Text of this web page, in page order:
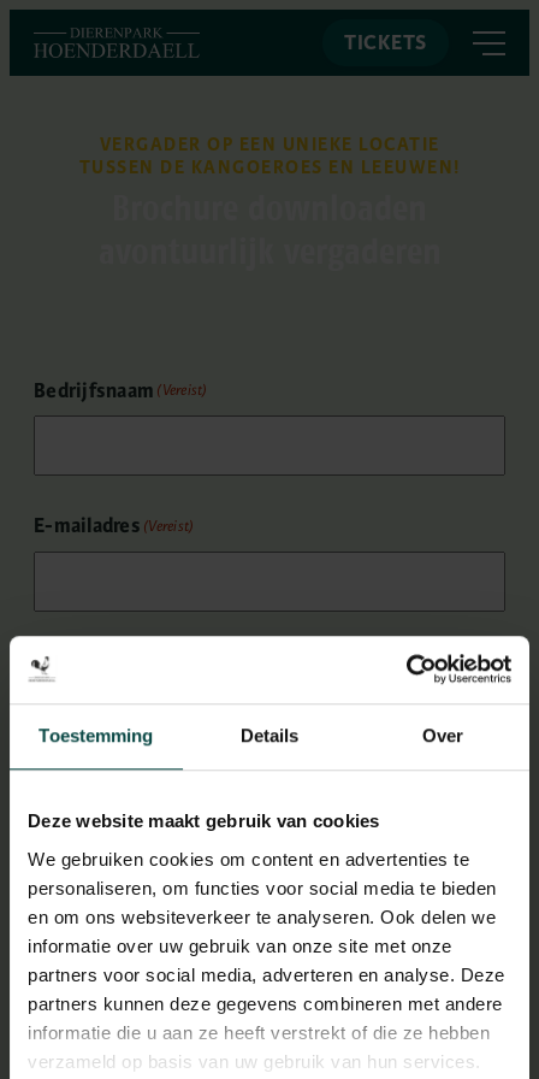
Toestemming Details Over
Deze website maakt gebruik van cookies
We gebruiken cookies om content en advertenties te
personaliseren, om functies voor social media te bieden
en om ons websiteverkeer te analyseren. Ook delen we
informatie over uw gebruik van onze site met onze
partners voor social media, adverteren en analyse. Deze
partners kunnen deze gegevens combineren met andere
informatie die u aan ze heeft verstrekt of die ze hebben
verzameld op basis van uw gebruik van hun services.
TICKETS
VERGADER OP EEN UNIEKE LOCATIE
TUSSEN DE KANGOEROES EN LEEUWEN!
Bedrijfsnaam (Vereist)
E-mailadres (Vereist)
GRATIS BROCHURE AANVRAGEN
"In 2022 hebben wij een
personeelsbijeenkomst georganiseerd op
landgoed Hoenderdaell. Agnes en haar
team hebben ons van het begin af aan heel
goed geholpen om iets moois neer te
zetten. Alles was goed verzorgd en we